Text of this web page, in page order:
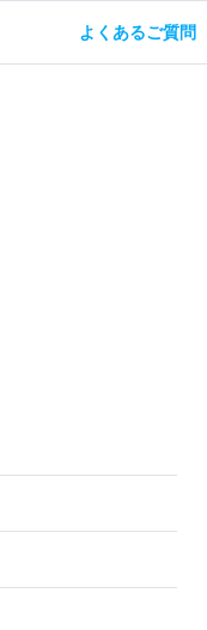
よくあるご質問